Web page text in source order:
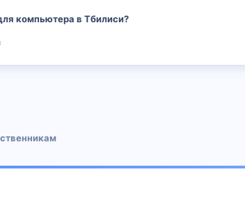
компьютера в Тбилиси?